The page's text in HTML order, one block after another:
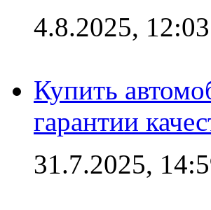
4.8.2025, 12:03
Купить
гарантии
31.7.2025,